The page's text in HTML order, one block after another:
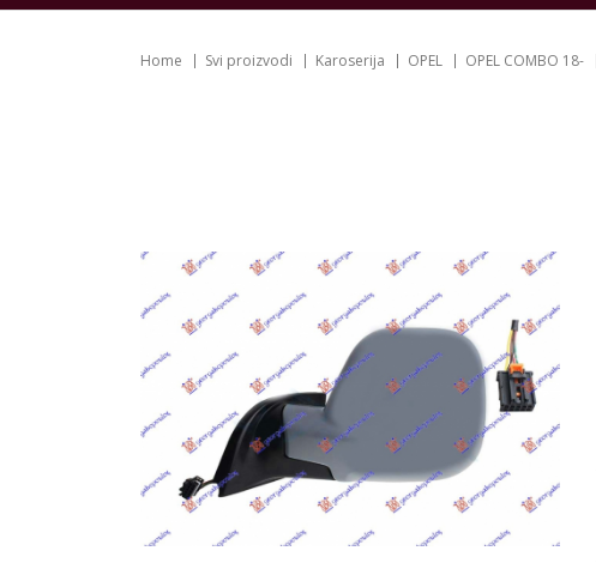
Home Svi proizvodi Karoserija OPEL OPEL COMBO 18-